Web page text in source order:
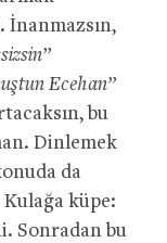
Ecehan”
bu
Dinlemek
da
küpe:
Sonradan bu